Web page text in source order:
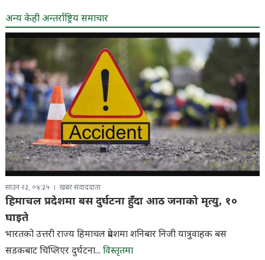
अन्य केही अन्तर्राष्ट्रिय समाचार
साउन २३, ०४:३५ खबर संवाददाता
हिमाचल प्रदेशमा बस दुर्घटना हुँदा आठ जनाको मृत्यु, १०
घाइते
भारतको उत्तरी राज्य हिमाचल प्रदेशमा शनिबार निजी यात्रुवाहक बस
सडकबाट चिप्लिएर दुर्घटना... विस्तृतमा